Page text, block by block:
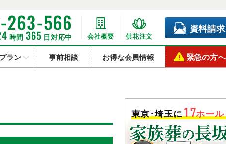
-263-566
時間 365 日対応中 会社概要 供花注文
資料請求
ラン 事前相談 お得な会員情報 緊急の方へ
東京･埼玉に17ホール